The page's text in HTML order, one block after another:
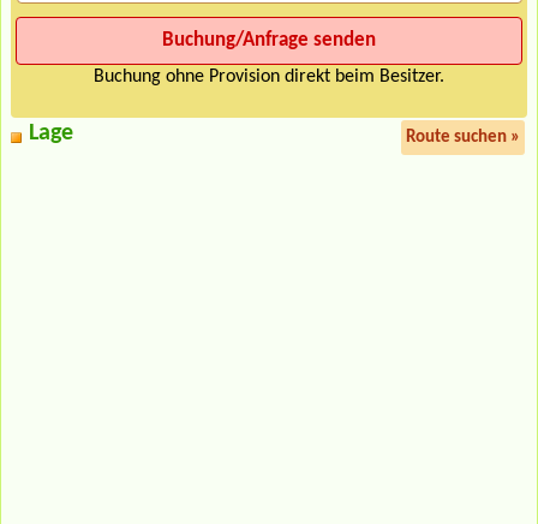
Buchung ohne Provision direkt beim Besitzer.
Lage Route suchen »